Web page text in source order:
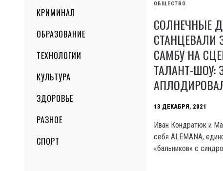
КРИМИНАЛ
ОБРАЗОВАНИЕ
ТЕХНОЛОГИИ
КУЛЬТУРА
ЗДОРОВЬЕ
РАЗНОЕ
СПОРТ
ОБЩЕСТВО
СОЛНЕЧНЫЕ
СТАНЦЕВАЛИ
САМБУ НА
ТАЛАНТ-ШОУ:
13 ДЕКАБРЯ, 2021
Иван Кондратюк и
себя ALEMANA,
«бальников» с